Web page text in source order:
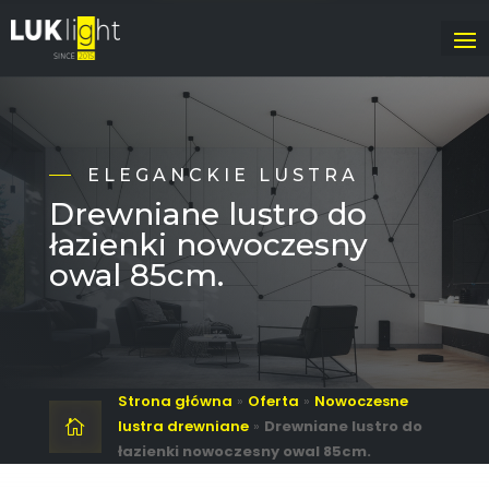
ELEGANCKIE LUSTRA
Drewniane lustro do
łazienki nowoczesny
owal 85cm.

Strona główna » Oferta » Nowoczesne
lustra drewniane» Drewniane lustro do
łazienki nowoczesny owal 85cm.